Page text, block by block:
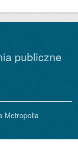
publiczne
Metropolia